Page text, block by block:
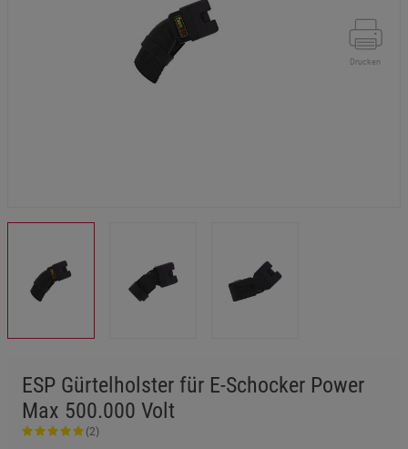
Drucken
ESP Gürtelholster für E-Schocker Power
Max 500.000 Volt
(2)